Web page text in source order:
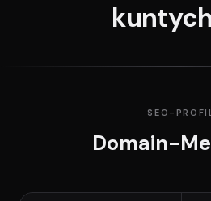
SEO-PROFIL
Domain-